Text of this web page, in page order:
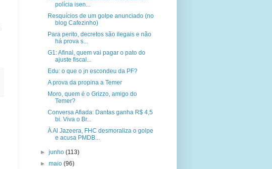
polícia isen...
Resquícios de um golpe anunciado (no
blog Cafezinho)
Para perito, decretos são ilegais e não
há prova s...
G1: Afinal, quem vai pagar o pato do
ajuste fiscal...
Edu: o que o jn escondeu da PF?
A prova da propina a Temer
Moro, quem é o Grizzo, amigo do
Temer?
Conversa Afiada: Dantas ganha R$ 4,5
bi. Viva o Br...
À Al Jazeera, FHC desmoraliza o golpe
e acusa PMDB...
►junho(113)
►maio(96)